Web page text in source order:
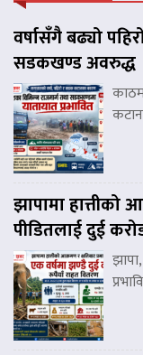
वर्षासँगै बढ्यो
सडकखण्ड अवरुद्ध
झापामा
पीडितलाई दुई